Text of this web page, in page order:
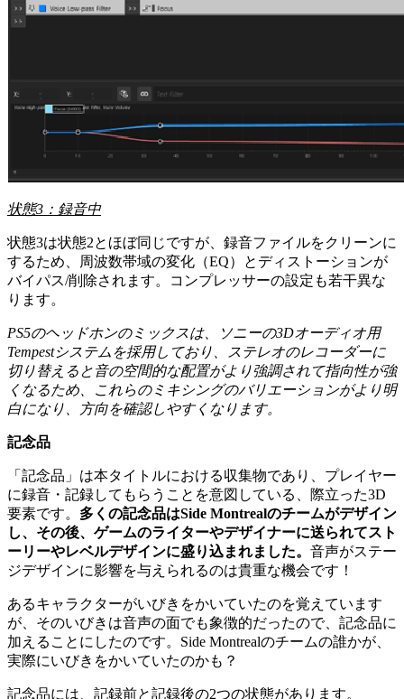
状態3 ：録音中
状態3は状態2とほぼ同じですが、録音ファイルをクリーンに
するため、周波数帯域の変化（EQ）とディストーションが
バイパス/削除されます。コンプレッサーの設定も若干異な
ります。
PS5のヘッドホンのミックスは、ソニーの3Dオーディオ用
Tempestシステムを採用しており、ステレオのレコーダーに
切り替えると音の空間的な配置がより強調されて指向性が強
くなるため、これらのミキシングのバリエーションがより明
白になり、方向を確認しやすくなります。
記念品
「記念品」は本タイトルにおける収集物であり、プレイヤー
に録音・記録してもらうことを意図している、際立った3D
要素です。 多くの記念品はSide Montrealのチームがデザイン
し、その後、ゲームのライターやデザイナーに送られてスト
ーリーやレベルデザインに盛り込まれました。 音声がステー
ジデザインに影響を与えられるのは貴重な機会です！
あるキャラクターがいびきをかいていたのを覚えています
が、そのいびきは音声の面でも象徴的だったので、記念品に
加えることにしたのです。Side Montrealのチームの誰かが、
実際にいびきをかいていたのかも？
記念品には、記録前と記録後の2つの状態があります。